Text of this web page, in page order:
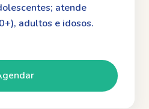
atende
adultos e idosos.